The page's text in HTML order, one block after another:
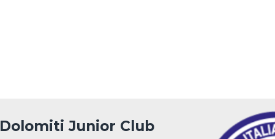
Dolomiti Junior Club